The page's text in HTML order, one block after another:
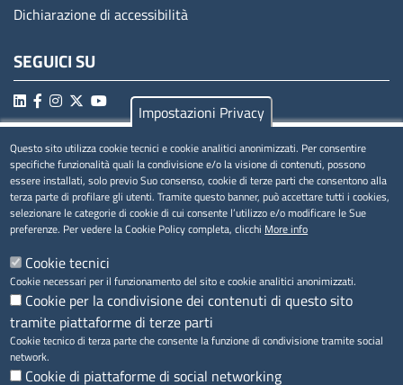
Dichiarazione di accessibilità
SEGUICI SU
MENÚ PRIVACY
Privacy
Cookie
Note legali
Accesso riservato
Impostazioni Privacy
Questo sito utilizza cookie tecnici e cookie analitici anonimizzati. Per consentire
specifiche funzionalità quali la condivisione e/o la visione di contenuti, possono
essere installati, solo previo Suo consenso, cookie di terze parti che consentono alla
terza parte di profilare gli utenti. Tramite questo banner, può accettare tutti i cookies,
selezionare le categorie di cookie di cui consente l’utilizzo e/o modificare le Sue
preferenze. Per vedere la Cookie Policy completa, clicchi More info
Cookie tecnici
Cookie necessari per il funzionamento del sito e cookie analitici anonimizzati.
Cookie per la condivisione dei contenuti di questo sito
tramite piattaforme di terze parti
Cookie tecnico di terza parte che consente la funzione di condivisione tramite social
network.
Cookie di piattaforme di social networking